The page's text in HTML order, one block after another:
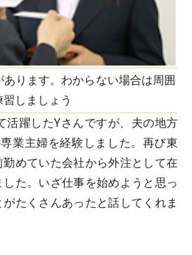
ります。わからない場合は周囲
しましょう
活躍したYさんですが、夫の地方
業主婦を経験しました。再び東
めていた会社から外注として在
た。いざ仕事を始めようと思っ
たくさんあったと話してくれま